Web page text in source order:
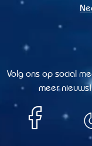
Volg ons op social
meer nieuws!